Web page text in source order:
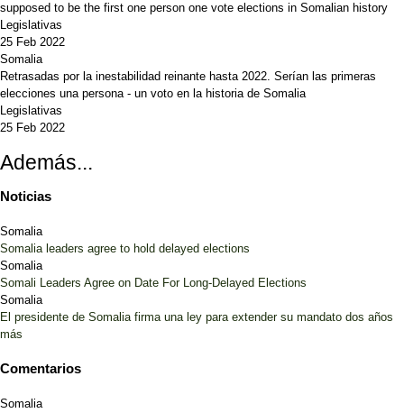
supposed to be the first one person one vote elections in Somalian history
Legislativas
25 Feb 2022
Somalia
Retrasadas por la inestabilidad reinante hasta 2022. Serían las primeras
elecciones una persona - un voto en la historia de Somalia
Legislativas
25 Feb 2022
Además...
Noticias
Somalia
Somalia leaders agree to hold delayed elections
Somalia
Somali Leaders Agree on Date For Long-Delayed Elections
Somalia
El presidente de Somalia firma una ley para extender su mandato dos años
más
Comentarios
Somalia